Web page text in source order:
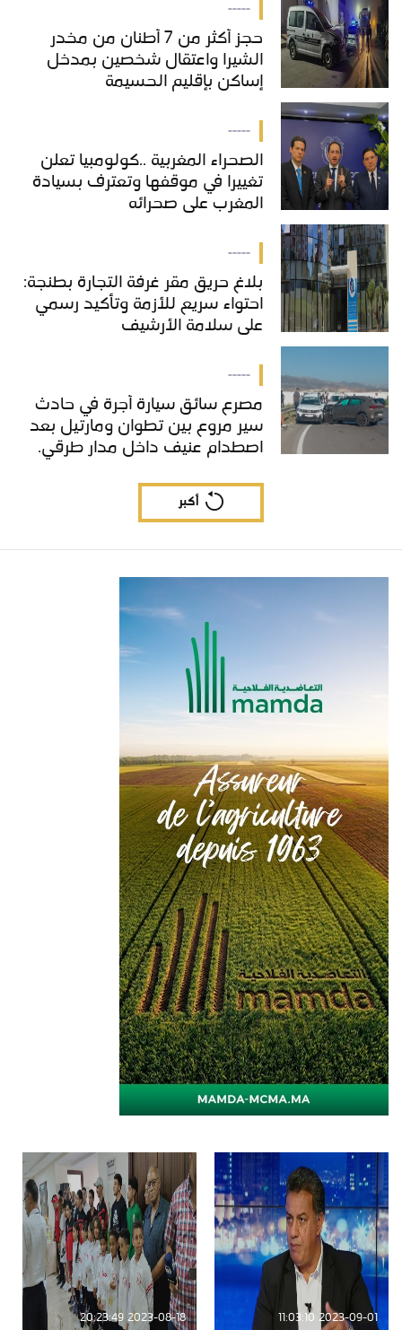
-----
حجز أكثر من 7 أطنان من مخدر
الشيرا واعتقال شخصين بمدخل
إساكن بإقليم الحسيمة
-----
الصحراء المغربية ..كولومبيا تعلن
تغييرا في موقفها وتعترف بسيادة
المغرب على صحرائه
-----
بلاغ حريق مقر غرفة التجارة بطنجة:
احتواء سريع للأزمة وتأكيد رسمي
على سلامة الأرشيف
-----
مصرع سائق سيارة أجرة في حادث
سير مروع بين تطوان ومارتيل بعد
اصطدام عنيف داخل مدار طرقي.
أكبر
2023-09-01 11:03:10
2023-08-18 20:23:49